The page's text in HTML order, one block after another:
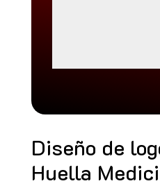
Diseño de
Huella